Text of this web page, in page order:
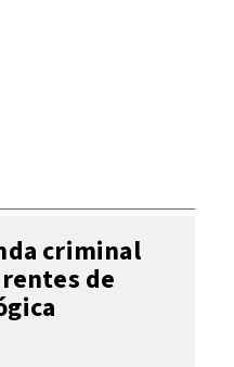
criminal
de